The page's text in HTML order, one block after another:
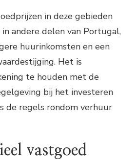
in deze gebieden
andere delen van Portugal,
huurinkomsten en een
Het is
te houden met de
bij het investeren
de regels rondom verhuur
vastgoed